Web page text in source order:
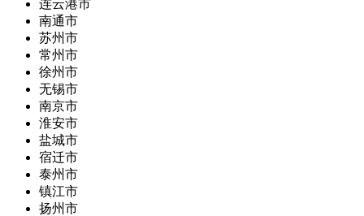
连云港市
南通市
苏州市
常州市
徐州市
无锡市
南京市
淮安市
盐城市
宿迁市
泰州市
镇江市
扬州市